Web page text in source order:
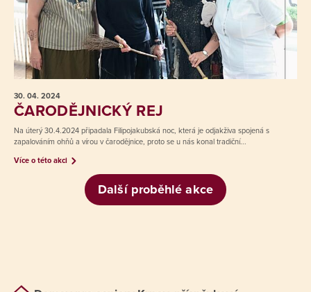
30. 04. 2024
ČARODĚJNICKÝ REJ
Na úterý 30.4.2024 připadala Filipojakubská noc, která je odjakživa spojená s
zapalováním ohňů a vírou v čarodějnice, proto se u nás konal tradiční...
Více o této akci
Další proběhlé akce